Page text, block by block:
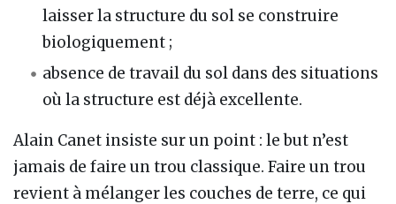
laisser la structure du sol se construire
biologiquement ;
absence de travail du sol dans des situations
où la structure est déjà excellente.
Alain Canet insiste sur un point : le but n’est
jamais de faire un trou classique. Faire un trou
revient à mélanger les couches de terre, ce qui